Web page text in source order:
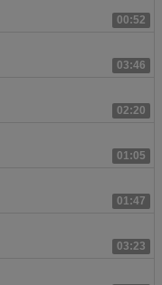
00:52
03:46
02:20
01:05
01:47
03:23